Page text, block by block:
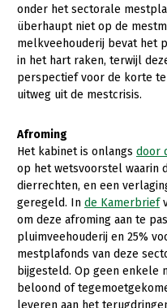
Kalverhouderij
Konijnenhouderij
Melkveehouderij
Paardenhouderij
Pluimveehouderij
Schapenhouderij
Varkenshouderij
Vleesveehouderij
Biologische Landbouw
Bollenteelt
Bomen, vaste planten
Fruitteelt
Glastuinbouw
Paddenstoelen
Vollegrondsgroente
Multifunctioneel
Vrouw en Bedrijf
Onderwerpen
Nieuws
Nieuwsabonnement
Over LTO
LTO Nederland
Mensen
Bestuur en Directie
Medewerkers
Vakgroepbestuurders
Jaarverslag 2023
Vacatures
Pers
onder het sectorale
überhaupt niet op de
melkveehouderij bevat het
in het hart raken, terwijl
perspectief voor de korte
uitweg uit de mestcrisis.
Afroming
Het kabinet is onlangs door
op het wetsvoorstel waarin
dierrechten, en een
geregeld. In de Kamerbrief
om deze afroming aan te
pluimveehouderij en 25%
mestplafonds van deze
bijgesteld. Op geen enkele
beloond of
leveren aan het